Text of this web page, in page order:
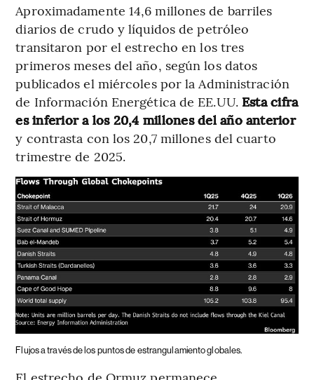
Aproximadamente 14,6 millones de barriles
diarios de crudo y líquidos de petróleo
transitaron por el estrecho en los tres
primeros meses del año, según los datos
publicados el miércoles por la Administración
de Información Energética de EE.UU. Esta cifra
es inferior a los 20,4 millones del año anterior
y contrasta con los 20,7 millones del cuarto
trimestre de 2025.
Flujos a través de los puntos de estrangulamiento globales.